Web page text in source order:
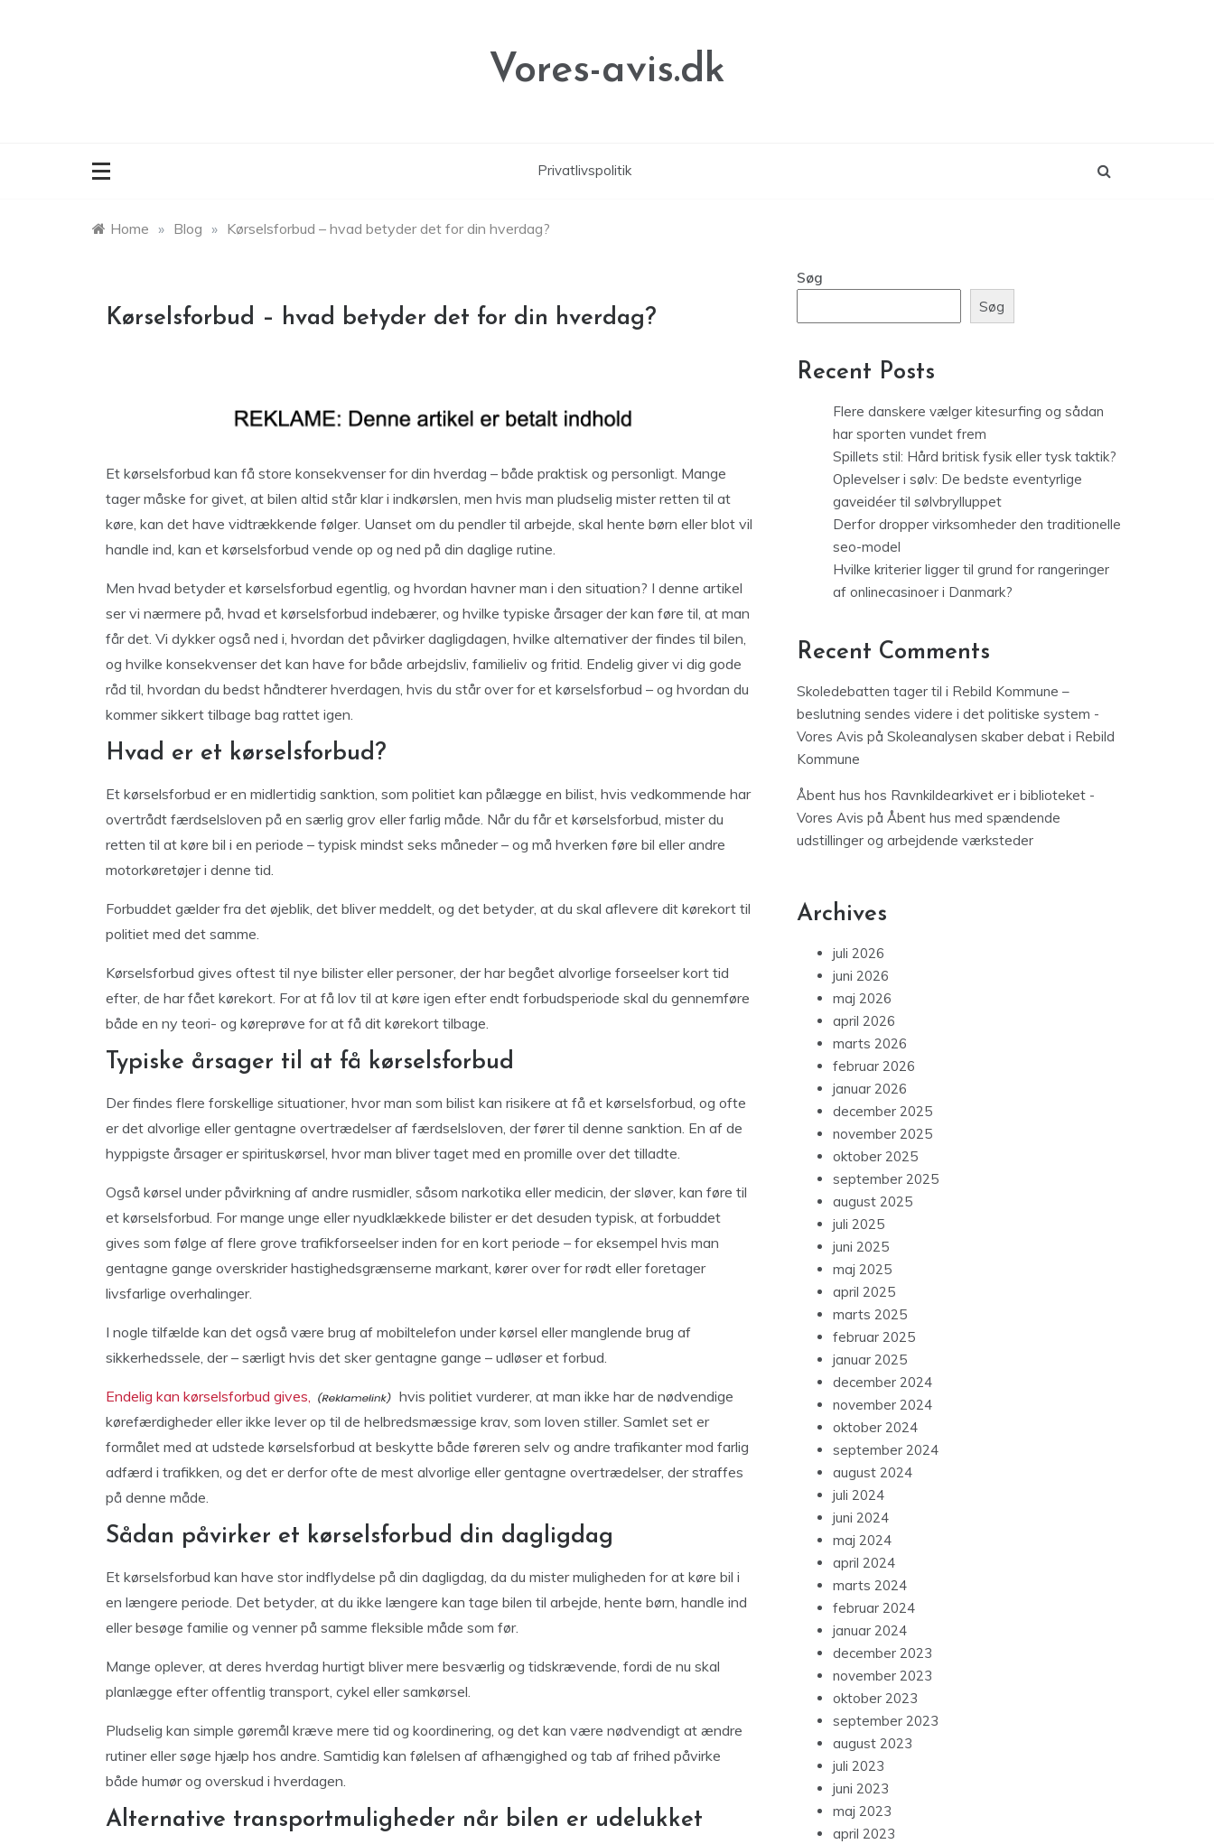
Vores-avis.dk
Privatlivspolitik
Home » Blog » Kørselsforbud – hvad betyder det for din hverdag?
Kørselsforbud – hvad betyder det for din hverdag?
Et kørselsforbud kan få store konsekvenser for din hverdag – både praktisk og personligt. Mange
tager måske for givet, at bilen altid står klar i indkørslen, men hvis man pludselig mister retten til at
køre, kan det have vidtrækkende følger. Uanset om du pendler til arbejde, skal hente børn eller blot vil
handle ind, kan et kørselsforbud vende op og ned på din daglige rutine.
Men hvad betyder et kørselsforbud egentlig, og hvordan havner man i den situation? I denne artikel
ser vi nærmere på, hvad et kørselsforbud indebærer, og hvilke typiske årsager der kan føre til, at man
får det. Vi dykker også ned i, hvordan det påvirker dagligdagen, hvilke alternativer der findes til bilen,
og hvilke konsekvenser det kan have for både arbejdsliv, familieliv og fritid. Endelig giver vi dig gode
råd til, hvordan du bedst håndterer hverdagen, hvis du står over for et kørselsforbud – og hvordan du
kommer sikkert tilbage bag rattet igen.
Hvad er et kørselsforbud?
Et kørselsforbud er en midlertidig sanktion, som politiet kan pålægge en bilist, hvis vedkommende har
overtrådt færdselsloven på en særlig grov eller farlig måde. Når du får et kørselsforbud, mister du
retten til at køre bil i en periode – typisk mindst seks måneder – og må hverken føre bil eller andre
motorkøretøjer i denne tid.
Forbuddet gælder fra det øjeblik, det bliver meddelt, og det betyder, at du skal aflevere dit kørekort til
politiet med det samme.
Kørselsforbud gives oftest til nye bilister eller personer, der har begået alvorlige forseelser kort tid
efter, de har fået kørekort. For at få lov til at køre igen efter endt forbudsperiode skal du gennemføre
både en ny teori- og køreprøve for at få dit kørekort tilbage.
Typiske årsager til at få kørselsforbud
Der findes flere forskellige situationer, hvor man som bilist kan risikere at få et kørselsforbud, og ofte
er det alvorlige eller gentagne overtrædelser af færdselsloven, der fører til denne sanktion. En af de
hyppigste årsager er spirituskørsel, hvor man bliver taget med en promille over det tilladte.
Også kørsel under påvirkning af andre rusmidler, såsom narkotika eller medicin, der sløver, kan føre til
et kørselsforbud. For mange unge eller nyudklækkede bilister er det desuden typisk, at forbuddet
gives som følge af flere grove trafikforseelser inden for en kort periode – for eksempel hvis man
gentagne gange overskrider hastighedsgrænserne markant, kører over for rødt eller foretager
livsfarlige overhalinger.
I nogle tilfælde kan det også være brug af mobiltelefon under kørsel eller manglende brug af
sikkerhedssele, der – særligt hvis det sker gentagne gange – udløser et forbud.
Endelig kan kørselsforbud gives,
hvis politiet vurderer, at man ikke har de nødvendige
kørefærdigheder eller ikke lever op til de helbredsmæssige krav, som loven stiller. Samlet set er
formålet med at udstede kørselsforbud at beskytte både føreren selv og andre trafikanter mod farlig
adfærd i trafikken, og det er derfor ofte de mest alvorlige eller gentagne overtrædelser, der straffes
på denne måde.
Sådan påvirker et kørselsforbud din dagligdag
Et kørselsforbud kan have stor indflydelse på din dagligdag, da du mister muligheden for at køre bil i
en længere periode. Det betyder, at du ikke længere kan tage bilen til arbejde, hente børn, handle ind
eller besøge familie og venner på samme fleksible måde som før.
Mange oplever, at deres hverdag hurtigt bliver mere besværlig og tidskrævende, fordi de nu skal
planlægge efter offentlig transport, cykel eller samkørsel.
Pludselig kan simple gøremål kræve mere tid og koordinering, og det kan være nødvendigt at ændre
rutiner eller søge hjælp hos andre. Samtidig kan følelsen af afhængighed og tab af frihed påvirke
både humør og overskud i hverdagen.
Alternative transportmuligheder når bilen er udelukket
Søg
Søg
Recent Posts
Flere danskere vælger kitesurfing og sådan
har sporten vundet frem
Spillets stil: Hård britisk fysik eller tysk taktik?
Oplevelser i sølv: De bedste eventyrlige
gaveidéer til sølvbrylluppet
Derfor dropper virksomheder den traditionelle
seo-model
Hvilke kriterier ligger til grund for rangeringer
af onlinecasinoer i Danmark?
Recent Comments
Skoledebatten tager til i Rebild Kommune –
beslutning sendes videre i det politiske system -
Vores Avis på Skoleanalysen skaber debat i Rebild
Kommune
Åbent hus hos Ravnkildearkivet er i biblioteket -
Vores Avis på Åbent hus med spændende
udstillinger og arbejdende værksteder
Archives
juli 2026
juni 2026
maj 2026
april 2026
marts 2026
februar 2026
januar 2026
december 2025
november 2025
oktober 2025
september 2025
august 2025
juli 2025
juni 2025
maj 2025
april 2025
marts 2025
februar 2025
januar 2025
december 2024
november 2024
oktober 2024
september 2024
august 2024
juli 2024
juni 2024
maj 2024
april 2024
marts 2024
februar 2024
januar 2024
december 2023
november 2023
oktober 2023
september 2023
august 2023
juli 2023
juni 2023
maj 2023
april 2023